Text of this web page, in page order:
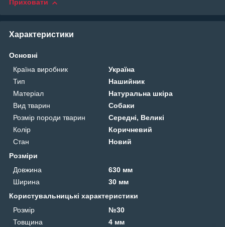
Приховати
Характеристики
Основні
Країна виробник
Україна
Тип
Нашийник
Матеріал
Натуральна шкіра
Вид тварин
Собаки
Розмір породи тварин
Середні, Великі
Колір
Коричневий
Стан
Новий
Розміри
Довжина
630 мм
Ширина
30 мм
Користувальницькі характеристики
Розмір
№30
Товщина
4 мм